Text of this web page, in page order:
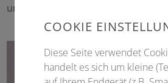
und Psychotherapie
COOKIE
Diese Seite verwendet
handelt es sich um kleine